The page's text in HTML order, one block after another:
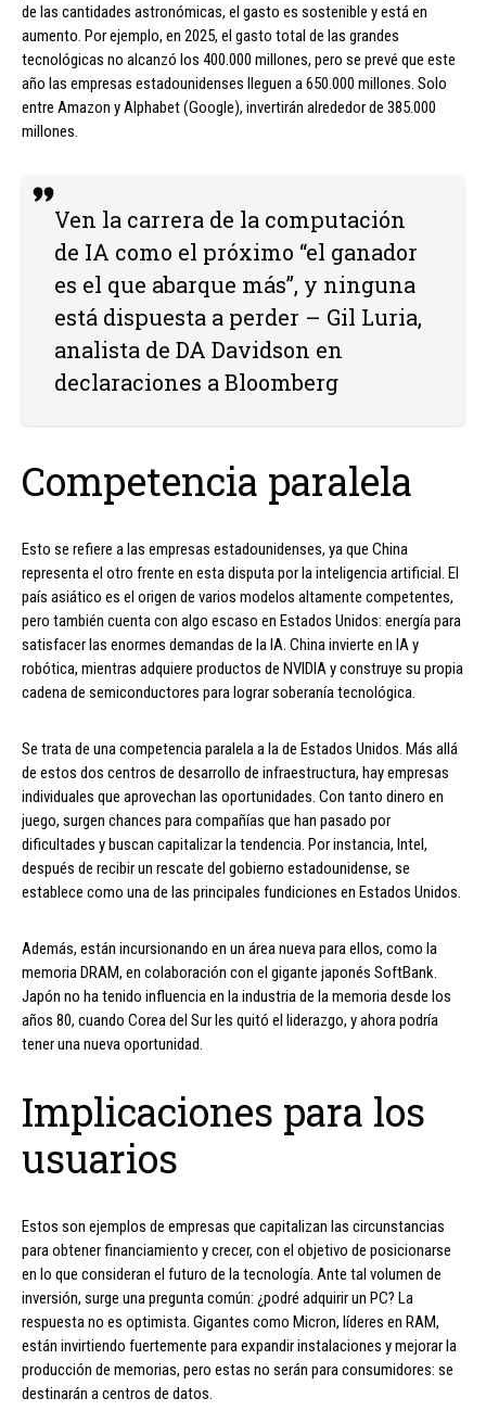
de las cantidades astronómicas, el gasto es sostenible y está en
aumento. Por ejemplo, en 2025, el gasto total de las grandes
tecnológicas no alcanzó los 400.000 millones, pero se prevé que este
año las empresas estadounidenses lleguen a 650.000 millones. Solo
entre Amazon y Alphabet (Google), invertirán alrededor de 385.000
millones.
Ven la carrera de la computación
de IA como el próximo “el ganador
es el que abarque más”, y ninguna
está dispuesta a perder – Gil Luria,
analista de DA Davidson en
declaraciones a Bloomberg
Competencia paralela
Esto se refiere a las empresas estadounidenses, ya que China
representa el otro frente en esta disputa por la inteligencia artificial. El
país asiático es el origen de varios modelos altamente competentes,
pero también cuenta con algo escaso en Estados Unidos: energía para
satisfacer las enormes demandas de la IA. China invierte en IA y
robótica, mientras adquiere productos de NVIDIA y construye su propia
cadena de semiconductores para lograr soberanía tecnológica.
Se trata de una competencia paralela a la de Estados Unidos. Más allá
de estos dos centros de desarrollo de infraestructura, hay empresas
individuales que aprovechan las oportunidades. Con tanto dinero en
juego, surgen chances para compañías que han pasado por
dificultades y buscan capitalizar la tendencia. Por instancia, Intel,
después de recibir un rescate del gobierno estadounidense, se
establece como una de las principales fundiciones en Estados Unidos.
Además, están incursionando en un área nueva para ellos, como la
memoria DRAM, en colaboración con el gigante japonés SoftBank.
Japón no ha tenido influencia en la industria de la memoria desde los
años 80, cuando Corea del Sur les quitó el liderazgo, y ahora podría
tener una nueva oportunidad.
Implicaciones para los
usuarios
Estos son ejemplos de empresas que capitalizan las circunstancias
para obtener financiamiento y crecer, con el objetivo de posicionarse
en lo que consideran el futuro de la tecnología. Ante tal volumen de
inversión, surge una pregunta común: ¿podré adquirir un PC? La
respuesta no es optimista. Gigantes como Micron, líderes en RAM,
están invirtiendo fuertemente para expandir instalaciones y mejorar la
producción de memorias, pero estas no serán para consumidores: se
destinarán a centros de datos.